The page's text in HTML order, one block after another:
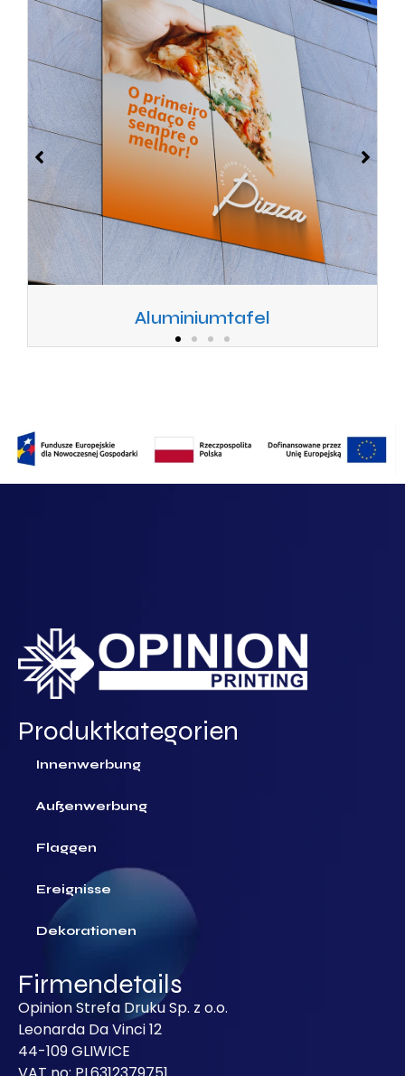
Aluminiumtafel
Produktkategorien
Innenwerbung
Außenwerbung
Flaggen
Ereignisse
Dekorationen
Firmendetails
Opinion Strefa Druku Sp. z o.o.
Leonarda Da Vinci 12
44-109 GLIWICE